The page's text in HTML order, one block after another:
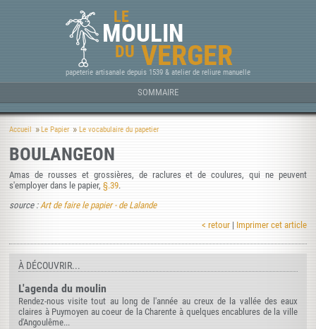
LE
MOULIN
DU VERGER
papeterie artisanale depuis 1539 & atelier de reliure manuelle
SOMMAIRE
Accueil Le Papier Le vocabulaire du papetier
BOULANGEON
Amas de rousses et grossières, de raclures et de coulures, qui ne peuvent
s'employer dans le papier, §.39.
source : Art de faire le papier - de Lalande
< retour | Imprimer cet article
À DÉCOUVRIR...
L'agenda du moulin
Rendez-nous visite tout au long de l'année au creux de la vallée des eaux
claires à Puymoyen au coeur de la Charente à quelques encablures de la ville
d'Angoulême...